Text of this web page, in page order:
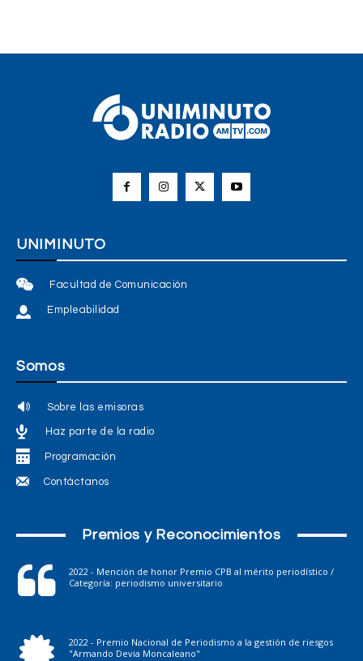
UNIMINUTO
Facultad de Comunicación
Empleabilidad
Somos
Sobre las emisoras
Haz parte de la radio
Programación
Contáctanos
Premios y Reconocimientos
2022 - Mención de honor Premio CPB al mérito periodístico /
Categoría: periodismo universitario
2022 - Premio Nacional de Periodismo a la gestión de riesgos
"Armando Devia Moncaleano"